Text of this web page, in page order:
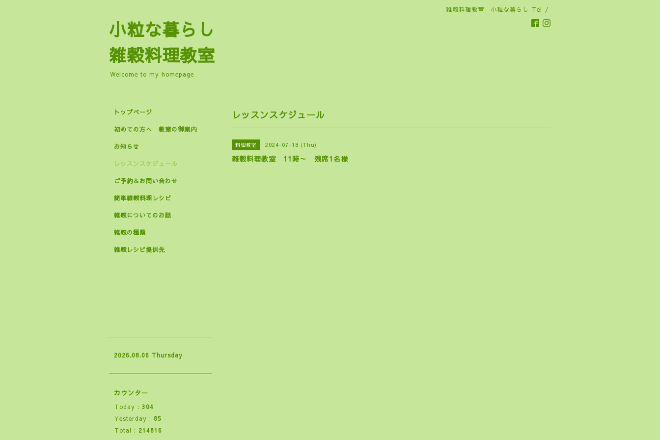
雑穀料理教室 小粒な暮らし Tel /
小粒な暮らし
雑穀料理教室
Welcome to my homepage
レッスンスケジュール
料理教室 2024-07-18 (Thu)
雑穀料理教室 11時～ 残席1名様
トップページ
初めての方へ 教室の御案内
お知らせ
レッスンスケジュール
ご予約＆お問い合わせ
簡単雑穀料理レシピ
雑穀についてのお話
雑穀の種類
雑穀レシピ提供先
2026.08.06 Thursday
カウンター
Today : 304
Yesterday : 85
Total : 214816